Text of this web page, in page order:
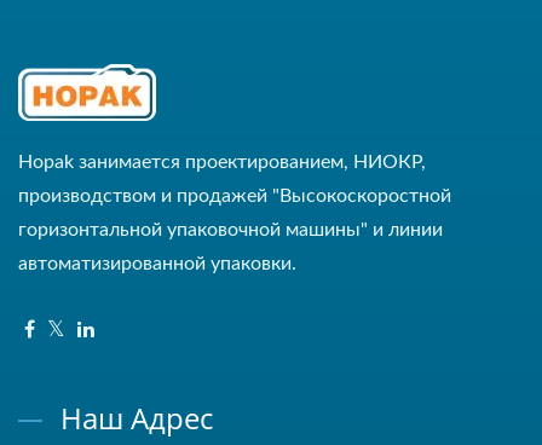
Hopak занимается проектированием, НИОКР,
производством и продажей "Высокоскоростной
горизонтальной упаковочной машины" и линии
автоматизированной упаковки.
Наш Адрес